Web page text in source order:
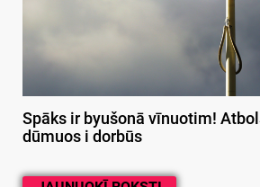
Spāks ir byušonā vīnuotim!
dūmuos i dorbūs